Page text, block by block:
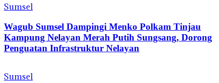
Sumsel
Wagub Sumsel Dampingi Menko Polkam Tinjau
Kampung Nelayan Merah Putih Sungsang, Dorong
Penguatan Infrastruktur Nelayan
Sumsel